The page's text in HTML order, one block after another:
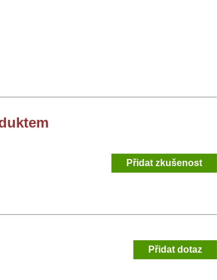
Přidat zkušenost
Přidat dotaz